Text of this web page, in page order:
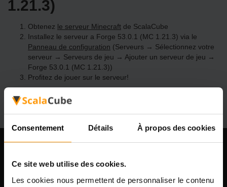
Consentement Détails À propos des cookies
Ce site web utilise des cookies.
Les cookies nous permettent de personnaliser le contenu
1.21.3)
Obtenez le serveur Minecraft de ScalaCube
Installez le serveur a Forge 53.0.1 (MC 1.21.3) via le
Panneau de configuration (Serveurs → Sélectionnez votre
serveur → Serveurs de jeu → Ajouter un serveur de jeu →
Forge 53.0.1 (MC 1.21.3))
Profitez de jouer sur le serveur!